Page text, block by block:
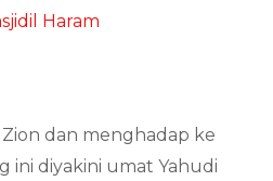
Haram
dan menghadap ke
ini diyakini umat Yahudi